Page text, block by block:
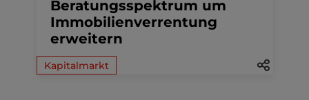
Beratungsspektrum um
Immobilienverrentung
erweitern
Kapitalmarkt